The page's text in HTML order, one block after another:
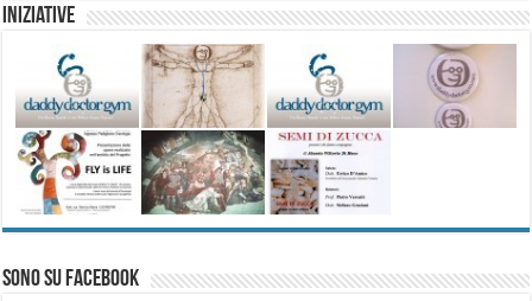
Iniziative
Sono su Facebook